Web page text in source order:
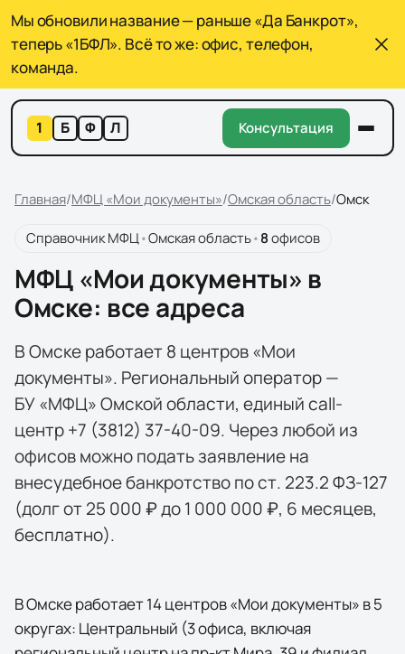
Мы обновили название — раньше «Да Банкрот»,
теперь «1БФЛ». Всё то же: офис, телефон,
команда.
1 Б Ф Л Консультация
Главная/МФЦ «Мои документы»/Омская область/Омск
Справочник МФЦ•Омская область•8офисов
МФЦ «Мои документы» в
Омске: все адреса
В Омске работает 8 центров «Мои
документы». Региональный оператор —
БУ «МФЦ» Омской области, единый call-
центр +7 (3812) 37-40-09. Через любой из
офисов можно подать заявление на
внесудебное банкротство по ст. 223.2 ФЗ-127
(долг от 25 000 ₽ до 1 000 000 ₽, 6 месяцев,
бесплатно).
В Омске работает 14 центров «Мои документы» в 5
округах: Центральный (3 офиса, включая